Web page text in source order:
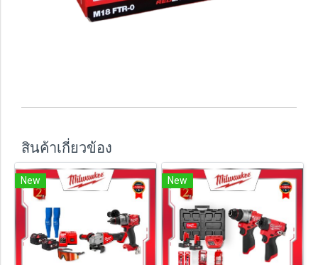
สินค้าเกี่ยวข้อง
New New